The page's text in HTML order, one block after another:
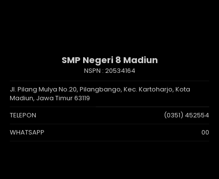
SMP Negeri 8 Madiun
NSPN : 20534164
Jl. Pilang Mulya No.20, Pilangbango, Kec. Kartoharjo, Kota
Madiun, Jawa Timur 63119
TELEPON
(0351) 452554
WHATSAPP
00